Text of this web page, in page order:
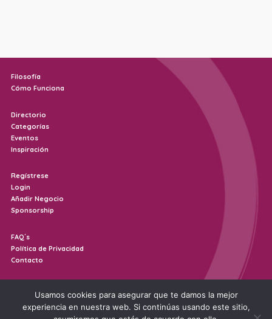
Filosofía
Cómo Funciona
Directorio
Categorías
Eventos
Inspiración
Regístrese
Login
Añadir Negocio
Sponsorship
FAQ´s
Política de Privacidad
Contacto
Usamos cookies para asegurar que te damos la mejor
experiencia en nuestra web. Si continúas usando este sitio,